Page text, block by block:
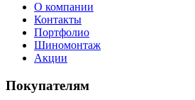
О компании
Контакты
Портфолио
Шиномонтаж
Акции
Покупателям